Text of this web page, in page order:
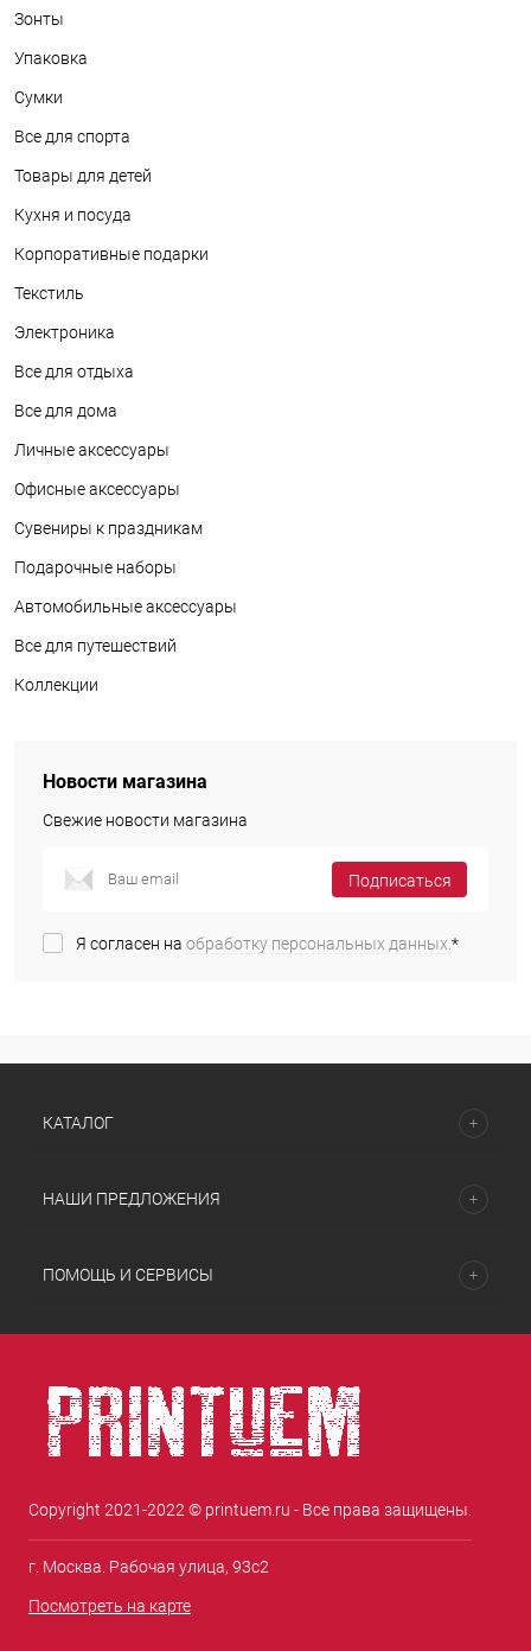
Зонты
Упаковка
Сумки
Все для спорта
Товары для детей
Кухня и посуда
Корпоративные подарки
Текстиль
Электроника
Все для отдыха
Все для дома
Личные аксессуары
Офисные аксессуары
Сувениры к праздникам
Подарочные наборы
Автомобильные аксессуары
Все для путешествий
Коллекции
Новости магазина
Свежие новости магазина
Подписаться
Я согласен на обработку персональных данных.*
КАТАЛОГ
НАШИ ПРЕДЛОЖЕНИЯ
ПОМОЩЬ И СЕРВИСЫ
Copyright 2021-2022 © printuem.ru - Все права защищены.
г. Москва. Рабочая улица, 93с2
Посмотреть на карте